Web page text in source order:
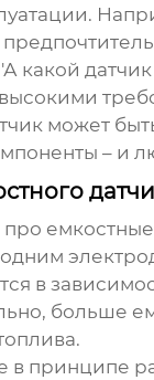
какой
может
– и
в
больше
в принципе